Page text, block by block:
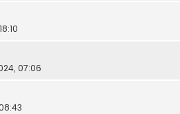
07:06